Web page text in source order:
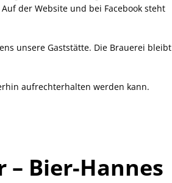
Auf der Website und bei Facebook steht
unsere Gaststätte. Die Brauerei bleibt
aufrechterhalten werden kann.
Bier-Hannes